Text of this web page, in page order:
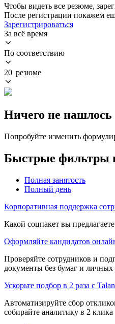
Чтобы видеть все резюме,
После регистрации покажем
Зарегистрироваться
За всё время
По соответствию
20 резюме
Ничего не нашлось
Попробуйте изменить
Быстрые фильтры
Полная занятость
Полный день
Корпоративная поддержка
Какой соцпакет вы
Оформляйте кандидатов
Проверяйте сотрудников и
документы без бумаг и личных
Ускорьте подбор в 2 раза с
Автоматизируйте сбор
собирайте аналитику в 2 клика